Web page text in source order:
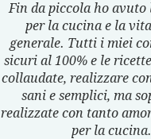
Fin da piccola ho avuto
per la cucina e la
generale. Tutti i miei
sicuri al 100% e le
collaudate, realizzare
sani e semplici, ma
realizzate con tanto
per la cucina.